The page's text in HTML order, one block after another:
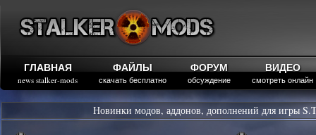
ГЛАВНАЯ
news stalker-mods
ФАЙЛЫ
скачать бесплатно
ФОРУМ
обсуждение
ВИДЕО
смотреть онлайн
Новинки модов, аддонов, дополнений для игры